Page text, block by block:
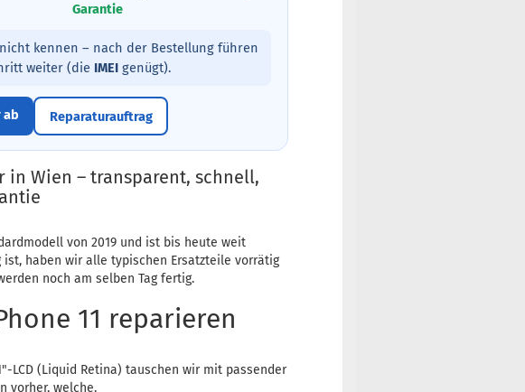
Garantie
kennen – nach der Bestellung führen
weiter (die IMEI genügt).
ab Reparaturauftrag
in Wien – transparent, schnell,
von 2019 und ist bis heute weit
haben wir alle typischen Ersatzteile vorrätig
noch am selben Tag fertig.
11 reparieren
LCD (Liquid Retina) tauschen wir mit passender
vorher, welche.